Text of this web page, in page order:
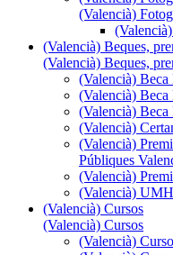
(Valencià)
(Valencià) Beques,
(Valencià) Beques,
(Valencià)
(Valencià) Beca
(Valencià)
(Valencià)
(Valencià)
Públiques
(Valencià)
(Valencià)
(Valencià) Cursos
(Valencià) Cursos
(Valencià)